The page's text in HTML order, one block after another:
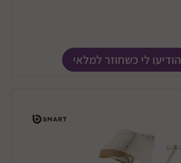
הודיעו לי כשחוזר למלאי